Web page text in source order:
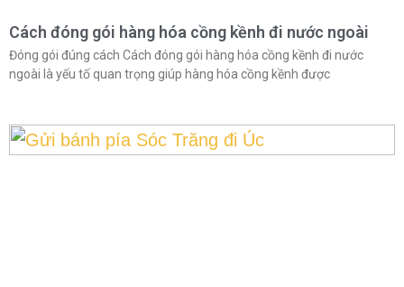
Cách đóng gói hàng hóa cồng kềnh đi nước ngoài
Đóng gói đúng cách Cách đóng gói hàng hóa cồng kềnh đi nước
ngoài là yếu tố quan trọng giúp hàng hóa cồng kềnh được